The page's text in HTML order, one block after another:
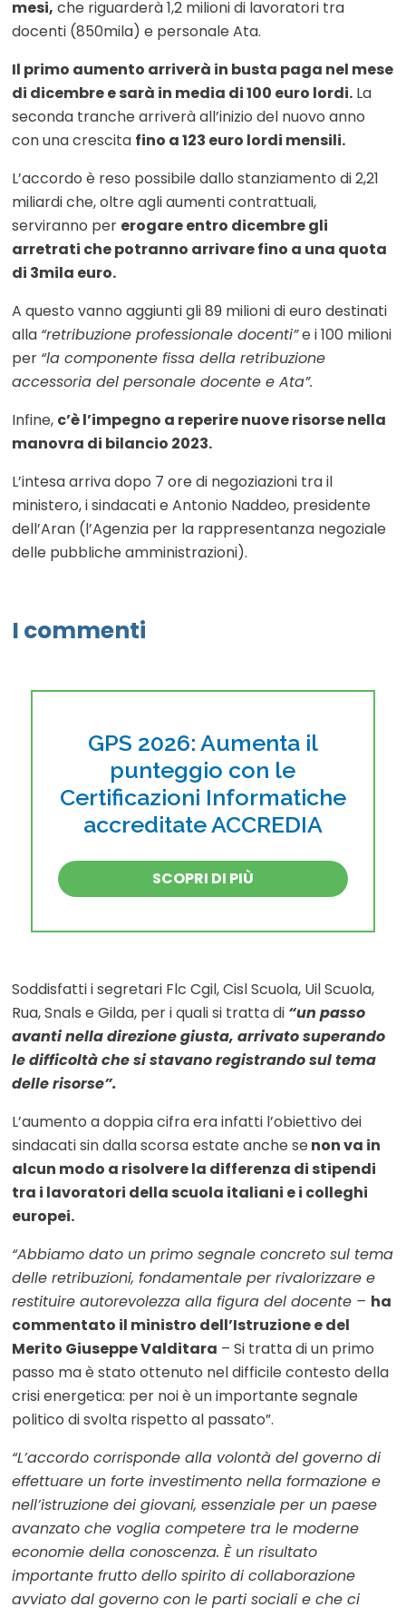
mesi, che riguarderà 1,2 milioni di lavoratori tra
docenti (850mila) e personale Ata.
Il primo aumento arriverà in busta paga nel mese
di dicembre e sarà in media di 100 euro lordi. La
seconda tranche arriverà all’inizio del nuovo anno
con una crescita fino a 123 euro lordi mensili.
L’accordo è reso possibile dallo stanziamento di 2,21
miliardi che, oltre agli aumenti contrattuali,
serviranno per erogare entro dicembre gli
arretrati che potranno arrivare fino a una quota
di 3mila euro.
A questo vanno aggiunti gli 89 milioni di euro destinati
alla “retribuzione professionale docenti”e i 100 milioni
per “la componente fissa della retribuzione
accessoria del personale docente e Ata”.
Infine, c’è l’impegno a reperire nuove risorse nella
manovra di bilancio 2023.
L’intesa arriva dopo 7 ore di negoziazioni tra il
ministero, i sindacati e Antonio Naddeo, presidente
dell’Aran (l’Agenzia per la rappresentanza negoziale
delle pubbliche amministrazioni).
I commenti
GPS 2026: Aumenta il
punteggio con le
Certificazioni Informatiche
accreditate ACCREDIA
SCOPRI DI PIÙ
Soddisfatti i segretari Flc Cgil, Cisl Scuola, Uil Scuola,
Rua, Snals e Gilda, per i quali si tratta di “un passo
avanti nella direzione giusta, arrivato superando
le difficoltà che si stavano registrando sul tema
delle risorse”.
L’aumento a doppia cifra era infatti l’obiettivo dei
sindacati sin dalla scorsa estate anche senon va in
alcun modo a risolvere la differenza di stipendi
tra i lavoratori della scuola italiani e i colleghi
europei.
“Abbiamo dato un primo segnale concreto sul tema
delle retribuzioni, fondamentale per rivalorizzare e
restituire autorevolezza alla figura del docente – ha
commentato il ministro dell’Istruzione e del
Merito Giuseppe Valditara – Si tratta di un primo
passo ma è stato ottenuto nel difficile contesto della
crisi energetica: per noi è un importante segnale
politico di svolta rispetto al passato”.
“L’accordo corrisponde alla volontà del governo di
effettuare un forte investimento nella formazione e
nell’istruzione dei giovani, essenziale per un paese
avanzato che voglia competere tra le moderne
economie della conoscenza. È un risultato
importante frutto dello spirito di collaborazione
avviato dal governo con le parti sociali e che ci